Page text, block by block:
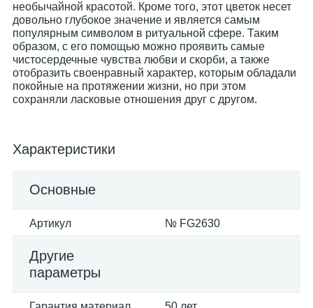
необычайной красотой. Кроме того, этот цветок несет
довольно глубокое значение и является самым
популярным символом в ритуальной сфере. Таким
образом, с его помощью можно проявить самые
чистосердечные чувства любви и скорби, а также
отобразить своенравный характер, которым обладали
покойные на протяжении жизни, но при этом
сохраняли ласковые отношения друг с другом.
Характеристики
Основные
Артикул № FG2630
Другие
параметры